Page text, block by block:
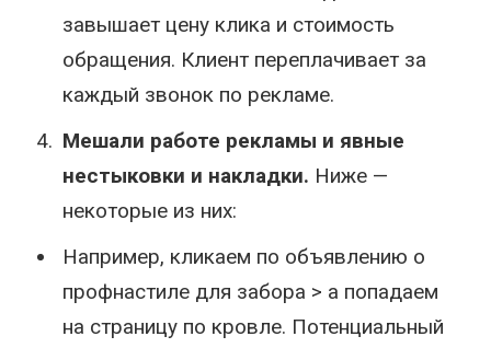
завышает цену клика и стоимость
обращения. Клиент переплачивает за
каждый звонок по рекламе.
Мешали работе рекламы и явные
нестыковки и накладки. Ниже —
некоторые из них:
Например, кликаем по объявлению о
профнастиле для забора > а попадаем
на страницу по кровле. Потенциальный